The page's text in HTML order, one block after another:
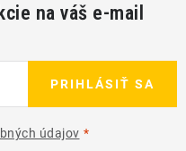
na váš e-mail
údajov
PRIHLÁSIŤ SA